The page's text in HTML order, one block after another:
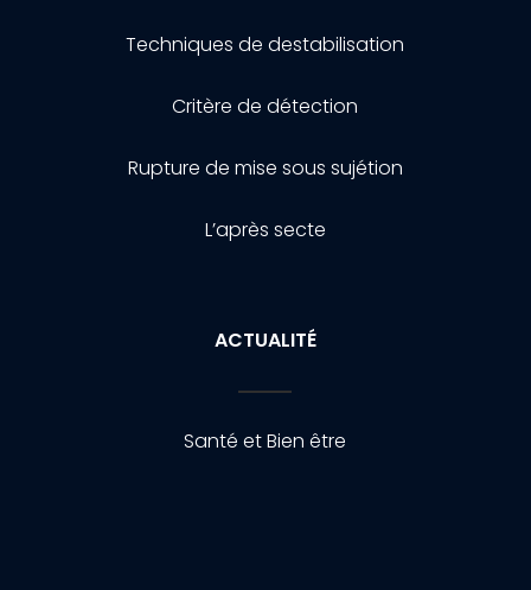
Techniques de destabilisation
Critère de détection
Rupture de mise sous sujétion
L’après secte
ACTUALITÉ
Santé et Bien être